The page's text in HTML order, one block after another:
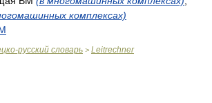
комплексах)
русский словарь > Leitrechner